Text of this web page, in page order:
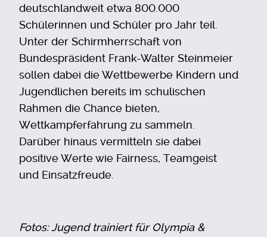
deutschlandweit etwa 800.000
Schülerinnen und Schüler pro Jahr teil.
Unter der Schirmherrschaft von
Bundespräsident Frank-Walter Steinmeier
sollen dabei die Wettbewerbe Kindern und
Jugendlichen bereits im schulischen
Rahmen die Chance bieten,
Wettkampferfahrung zu sammeln.
Darüber hinaus vermitteln sie dabei
positive Werte wie Fairness, Teamgeist
und Einsatzfreude.
Fotos: Jugend trainiert für Olympia &